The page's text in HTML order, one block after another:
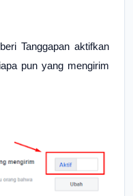
Tanggapan aktifkan
pun yang mengirim